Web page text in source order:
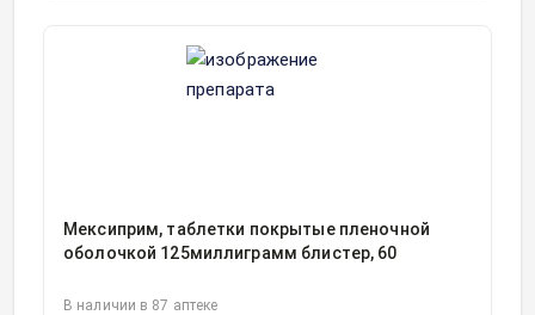
Мексиприм, таблетки покрытые пленочной
оболочкой 125миллиграмм блистер, 60
В наличии в 87 аптеке